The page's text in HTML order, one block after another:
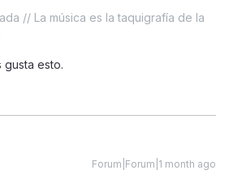
// La música es la taquigrafía de la
gusta esto.
Forum|Forum|1 month ago